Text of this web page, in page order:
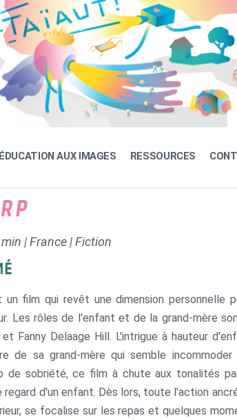
ÉDUCATION AUX IMAGES RESSOURCES
| France | Fiction
un film qui revêt une dimension
Les rôles de l'enfant et de la grand-mère
et Fanny Delaage Hill. L'intrigue à hauteur
de sa grand-mère qui semble
de sobriété, ce film à chute aux tonalités
regard d'un enfant. Dès lors, toute l'action
se focalise sur les repas et quelques